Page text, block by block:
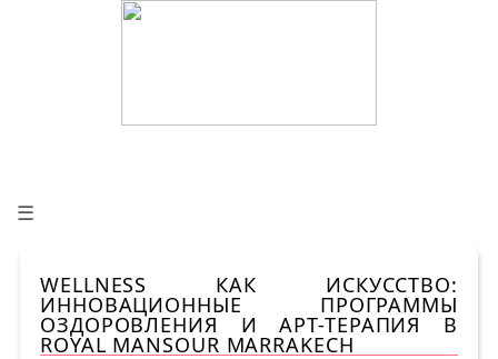
☰
WELLNESS КАК ИСКУССТВО:
ИННОВАЦИОННЫЕ ПРОГРАММЫ
ОЗДОРОВЛЕНИЯ И АРТ-ТЕРАПИЯ В
ROYAL MANSOUR MARRAKECH